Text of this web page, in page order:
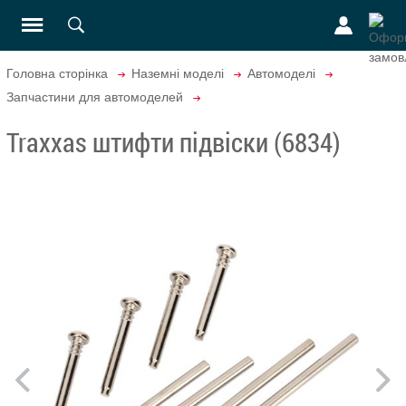
Головна сторінка Наземні моделі
Автомоделі
Запчастини для автомоделей
Traxxas штифти підвіски (6834)